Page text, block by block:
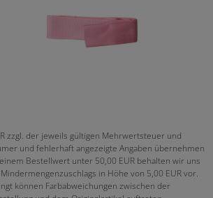
zzgl. der jeweils gültigen Mehrwertsteuer und
und fehlerhaft angezeigte Angaben übernehmen
Bestellwert unter 50,00 EUR behalten wir uns
in Höhe von 5,00 EUR vor.
können Farbabweichungen zwischen der